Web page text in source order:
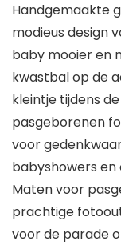
Handgemaakte
modieus design
baby mooier en
kwastbal op de
kleintje tijdens
pasgeborenen
voor
babyshowers en
Maten voor
prachtige
voor de parade